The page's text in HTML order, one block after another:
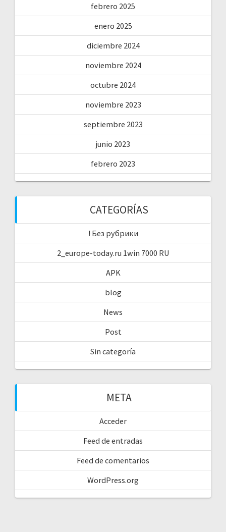
febrero 2025
enero 2025
diciembre 2024
noviembre 2024
octubre 2024
noviembre 2023
septiembre 2023
junio 2023
febrero 2023
CATEGORÍAS
! Без рубрики
2_europe-today.ru 1win 7000 RU
APK
blog
News
Post
Sin categoría
META
Acceder
Feed de entradas
Feed de comentarios
WordPress.org